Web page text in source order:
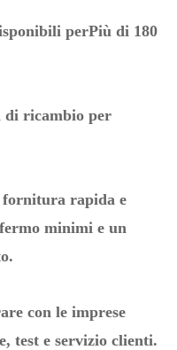
perPiù di 180
di ricambio per
rapida e
minimi e un
con le imprese
test e servizio clienti.